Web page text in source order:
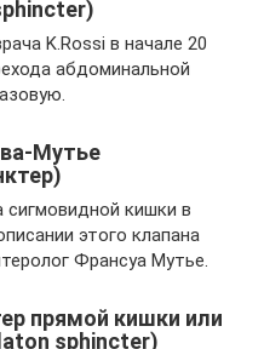
K.Rossi в начале 20
абдоминальной
Мутье
сигмовидной кишки в
этого клапана
Франсуа Мутье.
прямой кишки или
sphincter)